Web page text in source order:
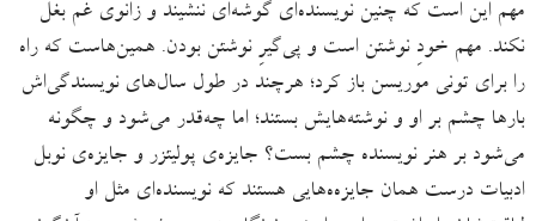
مهم این است که چنین نویسنده‌ای گوشه‌ای ننشیند و زانوی غم بغل
نکند. مهم خودِ نوشتن است و پی‌‌گیرِ نوشتن بودن. همین‌هاست که راه
را برای تونی موریسن باز کرد؛ هرچند در طول سال‌های نویسندگی‌اش
بارها چشم بر او و نوشته‌هایش بستند؛ اما چه‌قدر می‌شود و چگونه
می‌شود بر هنر نویسنده چشم بست؟ جایزه‌ی پولیتزر و جایزه‌ی نوبل
ادبیات درست همان جایزه‌ه‌هایی هستند که نویسنده‌ای مثل او